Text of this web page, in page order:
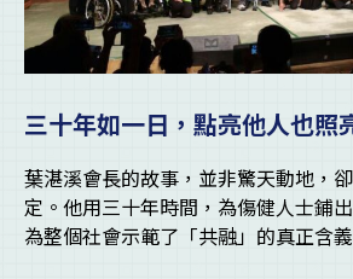
三十年如一日，點亮他人也照
葉湛溪會長的故事，並非驚天動地，
定。他用三十年時間，為傷健人士鋪
為整個社會示範了「共融」的真正含義